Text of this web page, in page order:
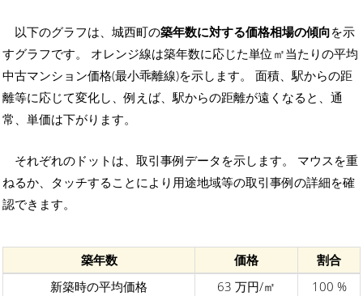
以下のグラフは、城西町の築年数に対する価格相場の傾向を示
すグラフです。 オレンジ線は築年数に応じた単位㎡当たりの平均
中古マンション価格(最小乖離線)を示します。 面積、駅からの距
離等に応じて変化し、例えば、駅からの距離が遠くなると、通
常、単価は下がります。
それぞれのドットは、取引事例データを示します。 マウスを重
ねるか、タッチすることにより用途地域等の取引事例の詳細を確
認できます。
築年数 価格
割合
新築時の平均価格
63 万円/㎡
100 %